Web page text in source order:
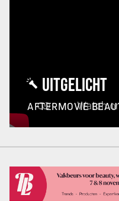
UITGELICHT
AFTERMOVIE